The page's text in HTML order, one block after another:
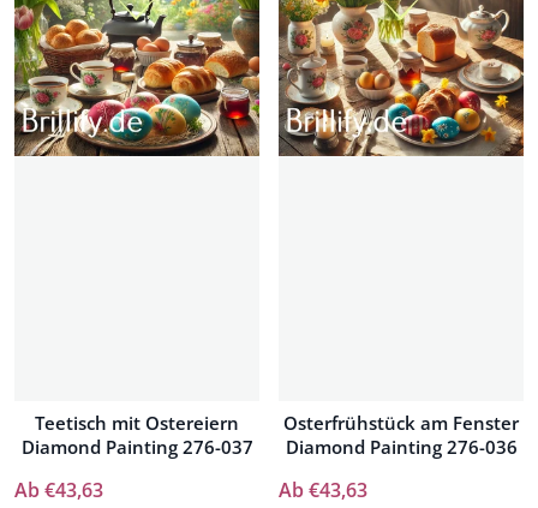
Teetisch mit Ostereiern
Diamond Painting 276-037
Ab €43,63
Osterfrühstück am Fenster
Diamond Painting 276-036
Ab €43,63